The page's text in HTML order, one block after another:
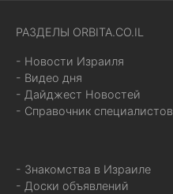
РАЗДЕЛЫ ORBITA.CO.IL
- Новости Израиля
- Видео дня
- Дайджест Новостей
- Справочник специалистов
- Знакомства в Израиле
- Доски объявлений